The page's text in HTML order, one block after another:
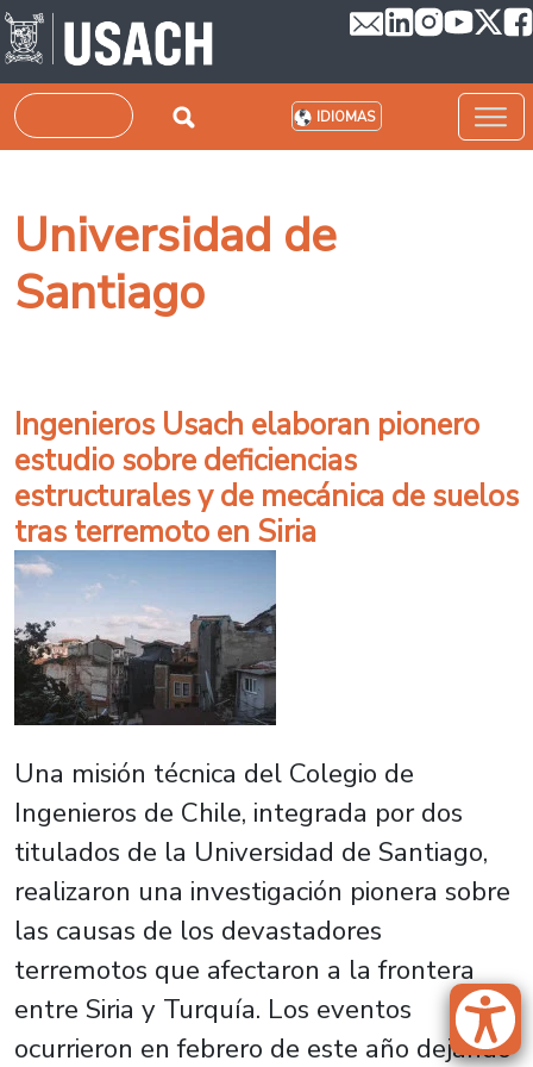
Pasar al contenido principal
Buscar IDIOMAS
Universidad de
Santiago
Ingenieros Usach elaboran pionero
estudio sobre deficiencias
estructurales y de mecánica de suelos
tras terremoto en Siria
Una misión técnica del Colegio de
Ingenieros de Chile, integrada por dos
titulados de la Universidad de Santiago,
realizaron una investigación pionera sobre
las causas de los devastadores
terremotos que afectaron a la frontera
entre Siria y Turquía. Los eventos
ocurrieron en febrero de este año dejando